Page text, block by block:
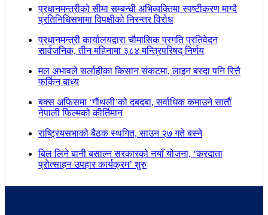
प्रधानमन्त्रीको सीमा सम्बन्धी अभिव्यक्तिमा स्पष्टीकरण माग्दै
प्रतिनिधिसभामा विपक्षीको निरन्तर विरोध
प्रधानमन्त्री कार्यालयद्वारा चौमासिक प्रगति प्रतिवेदन
सार्वजनिक, तीन महिनामा ३८४ मन्त्रिपरिषद् निर्णय
मल अभावले सर्लाहीका किसान संकटमा, लाइन बस्दा पनि रित्तै
फर्किन बाध्य
बक्स अफिसमा ‘गौंथली’को दबदबा, सर्वाधिक कमाउने सातौं
नेपाली फिल्मको कीर्तिमान
राष्ट्रियसभाको बैठक स्थगित, साउन २७ गते बस्ने
बिल लिने बानी बसाल्न सरकारको नयाँ योजना, ‘करदाता
प्रोत्साहन उपहार कार्यक्रम’ शुरु